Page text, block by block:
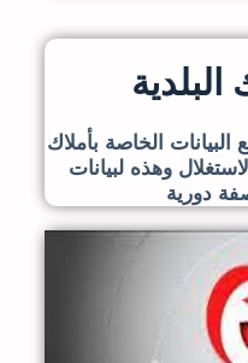
البلدية
الخاصة بأملاك
وهذه لبيانات
دورية